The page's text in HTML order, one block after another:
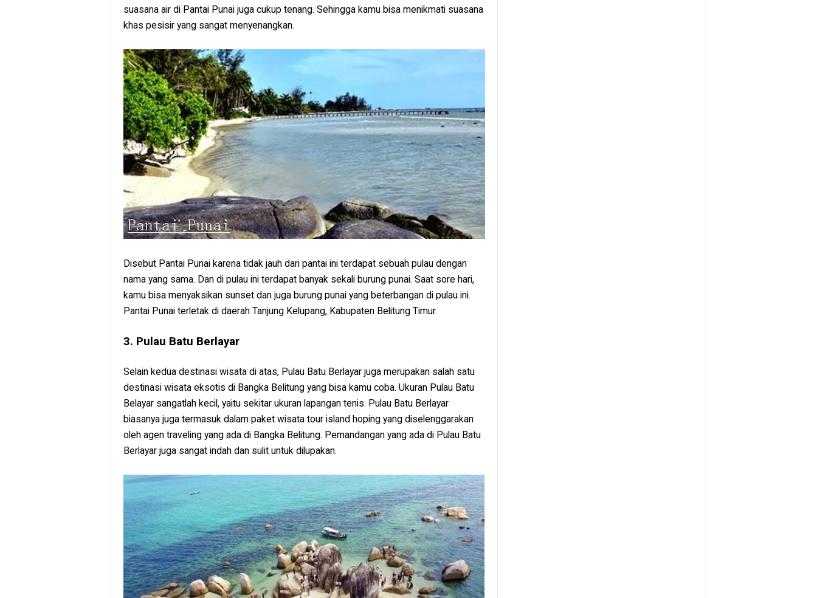
suasana air di Pantai Punai juga cukup tenang. Sehingga kamu bisa menikmati suasana
khas pesisir yang sangat menyenangkan.
Disebut Pantai Punai karena tidak jauh dari pantai ini terdapat sebuah pulau dengan
nama yang sama. Dan di pulau ini terdapat banyak sekali burung punai. Saat sore hari,
kamu bisa menyaksikan sunset dan juga burung punai yang beterbangan di pulau ini.
Pantai Punai terletak di daerah Tanjung Kelupang, Kabupaten Belitung Timur.
3. Pulau Batu Berlayar
Selain kedua destinasi wisata di atas, Pulau Batu Berlayar juga merupakan salah satu
destinasi wisata eksotis di Bangka Belitung yang bisa kamu coba. Ukuran Pulau Batu
Belayar sangatlah kecil, yaitu sekitar ukuran lapangan tenis. Pulau Batu Berlayar
biasanya juga termasuk dalam paket wisata tour island hoping yang diselenggarakan
oleh agen traveling yang ada di Bangka Belitung. Pemandangan yang ada di Pulau Batu
Berlayar juga sangat indah dan sulit untuk dilupakan.